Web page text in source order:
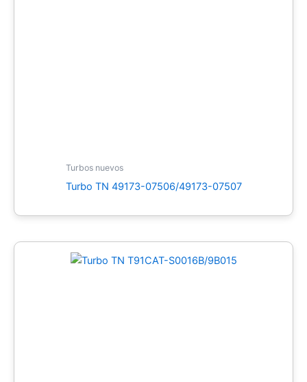
Turbos nuevos
Turbo TN 49173-07506/49173-07507